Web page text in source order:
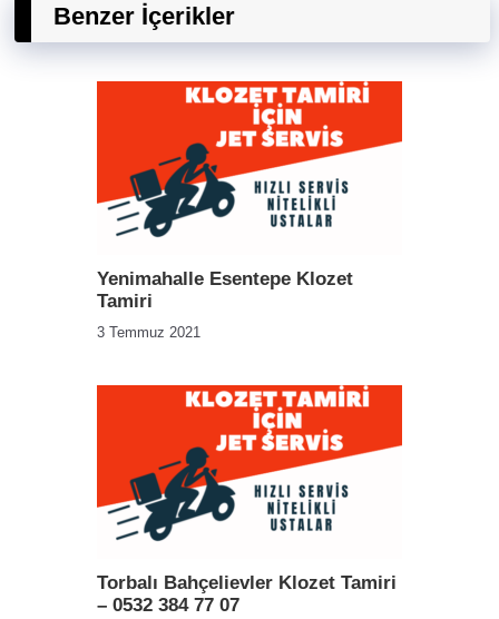
Benzer İçerikler
Yenimahalle Esentepe Klozet
Tamiri
3 Temmuz 2021
Torbalı Bahçelievler Klozet Tamiri
– 0532 384 77 07